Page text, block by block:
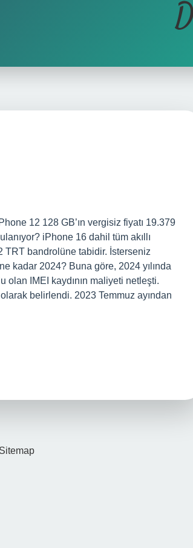
12 128 GB’ın vergisiz fiyatı 19.379
iPhone 16 dahil tüm akıllı
TRT bandrolüne tabidir. İsterseniz
kadar 2024? Buna göre, 2024 yılında
olan IMEI kaydının maliyeti netleşti.
belirlendi. 2023 Temmuz ayından
Sitemap